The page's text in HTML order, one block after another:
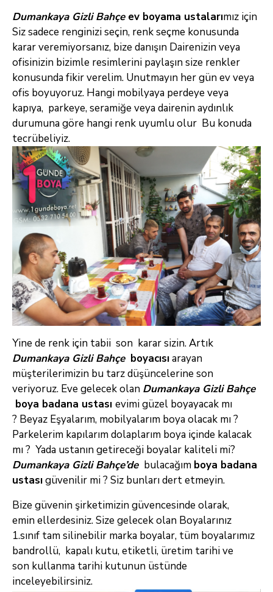
Dumankaya Gizli Bahçe ev boyama ustalarımız için
Siz sadece renginizi seçin, renk seçme konusunda
karar veremiyorsanız, bize danışın Dairenizin veya
ofisinizin bizimle resimlerini paylaşın size renkler
konusunda fikir verelim. Unutmayın her gün ev veya
ofis boyuyoruz. Hangi mobilyaya perdeye veya
kapıya, parkeye, seramiğe veya dairenin aydınlık
durumuna göre hangi renk uyumlu olur Bu konuda
tecrübeliyiz.
Yine de renk için tabii son karar sizin. Artık
Dumankaya Gizli Bahçe boyacısıarayan
müşterilerimizin bu tarz düşüncelerine son
veriyoruz. Eve gelecek olan Dumankaya Gizli Bahçe
boya badana ustası evimi güzel boyayacak mı
? Beyaz Eşyalarım, mobilyalarım boya olacak mı ?
Parkelerim kapılarım dolaplarım boya içinde kalacak
mı ? Yada ustanın getireceği boyalar kaliteli mi?
Dumankaya Gizli Bahçe’de bulacağım boya badana
ustasıgüvenilir mi ? Siz bunları dert etmeyin.
Bize güvenin şirketimizin güvencesinde olarak,
emin ellerdesiniz. Size gelecek olan Boyalarınız
1.sınıf tam silinebilir marka boyalar, tüm boyalarımız
bandrollü, kapalı kutu, etiketli, üretim tarihi ve
son kullanma tarihi kutunun üstünde
inceleyebilirsiniz.